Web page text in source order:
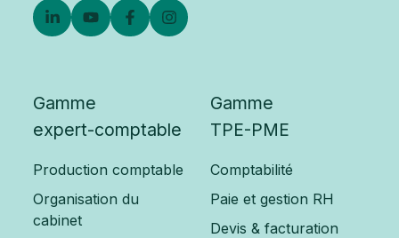
Gamme
expert-comptable
Production comptable
Organisation du
cabinet
Gamme
TPE-PME
Comptabilité
Paie et gestion RH
Devis & facturation